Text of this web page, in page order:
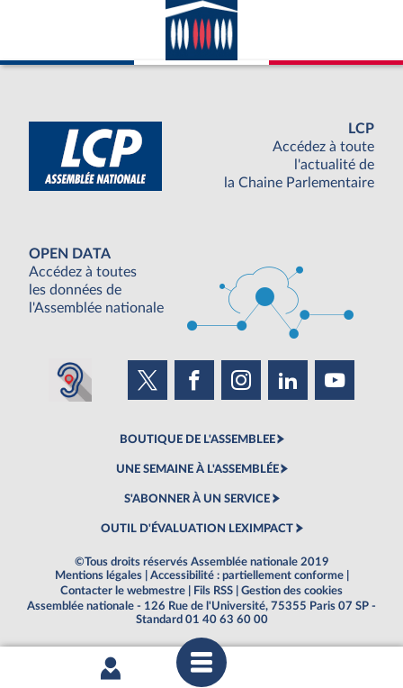
LCP
Accédez à toute
l'actualité de
la Chaine Parlementaire
OPEN DATA
Accédez à toutes
les données de
l'Assemblée nationale
BOUTIQUE DE L'ASSEMBLEE
UNE SEMAINE À L'ASSEMBLÉE
S'ABONNER À UN SERVICE
OUTIL D'ÉVALUATION LEXIMPACT
©Tous droits réservés Assemblée nationale 2019
Mentions légales
Accessibilité : partiellement conforme
Contacter le webmestre
Fils RSS
Gestion des cookies
Assemblée nationale - 126 Rue de l'Université, 75355 Paris 07 SP -
Standard 01 40 63 60 00